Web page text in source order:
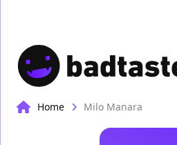
Home Milo Manara